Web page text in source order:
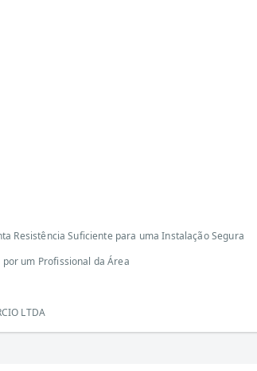
Resistência Suficiente para uma Instalação Segura
um Profissional da Área
LTDA